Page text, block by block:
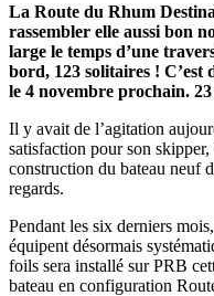
La Route du Rhum
rassembler elle aussi bon
large le temps d’une
bord, 123 solitaires ! C’est
le 4 novembre prochain.
Il y avait de l’agitation
satisfaction pour son
construction du bateau neuf
regards.
Pendant les six derniers
équipent désormais
foils sera installé sur PRB
bateau en configuration